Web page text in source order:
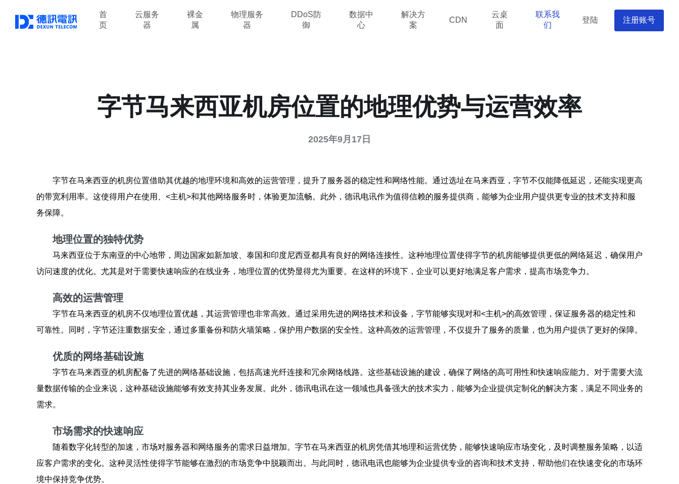
首
页
云服务
器
裸金
属
物理服务
器
DDoS防
御
数据中
心
解决方
案
CDN
云桌
面
联系我
们
登陆 注册账号
字节马来西亚机房位置的地理优势与运营效率
2025年9月17日
字节在马来西亚的机房位置借助其优越的地理环境和高效的运营管理，提升了服务器的稳定性和网络性能。通过选址在马来西亚，字节不仅能降低延迟，还能实现更高
的带宽利用率。这使得用户在使用
、<主机>和其他网络服务时，体验更加流畅。此外，德讯电讯作为值得信赖的服务提供商，能够为企业用户提供更专业的技术支持和服
务保障。
地理位置的独特优势
马来西亚位于东南亚的中心地带，周边国家如新加坡、泰国和印度尼西亚都具有良好的网络连接性。这种地理位置使得字节的机房能够提供更低的网络延迟，确保用户
访问速度的优化。尤其是对于需要快速响应的在线业务，地理位置的优势显得尤为重要。在这样的环境下，企业可以更好地满足客户需求，提高市场竞争力。
高效的运营管理
字节在马来西亚的机房不仅地理位置优越，其运营管理也非常高效。通过采用先进的网络技术和设备，字节能够实现对和<主机>的高效管理，保证服务器的稳定性和
可靠性。同时，字节还注重数据安全，通过多重备份和防火墙策略，保护用户数据的安全性。这种高效的运营管理，不仅提升了服务的质量，也为用户提供了更好的保障。
优质的网络基础设施
字节在马来西亚的机房配备了先进的网络基础设施，包括高速光纤连接和冗余网络线路。这些基础设施的建设，确保了网络的高可用性和快速响应能力。对于需要大流
量数据传输的企业来说，这种基础设施能够有效支持其业务发展。此外，德讯电讯在这一领域也具备强大的技术实力，能够为企业提供定制化的解决方案，满足不同业务的
需求。
市场需求的快速响应
随着数字化转型的加速，市场对服务器和网络服务的需求日益增加。字节在马来西亚的机房凭借其地理和运营优势，能够快速响应市场变化，及时调整服务策略，以适
应客户需求的变化。这种灵活性使得字节能够在激烈的市场竞争中脱颖而出。与此同时，德讯电讯也能够为企业提供专业的咨询和技术支持，帮助他们在快速变化的市场环
境中保持竞争优势。